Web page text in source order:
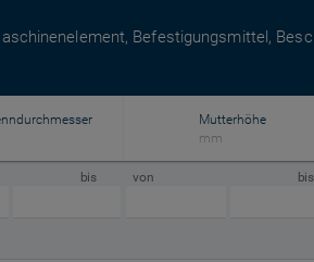
Befestigungsmittel,
Mutterhöhe
mm
bis von bis